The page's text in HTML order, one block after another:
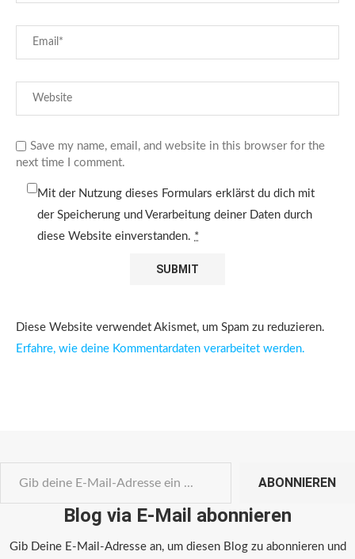
Save my name, email, and website in this browser for the
next time I comment.
Mit der Nutzung dieses Formulars erklärst du dich mit
der Speicherung und Verarbeitung deiner Daten durch
diese Website einverstanden. *
Diese Website verwendet Akismet, um Spam zu reduzieren.
Erfahre, wie deine Kommentardaten verarbeitet werden.
ABONNIEREN
Blog via E-Mail abonnieren
Gib Deine E-Mail-Adresse an, um diesen Blog zu abonnieren und